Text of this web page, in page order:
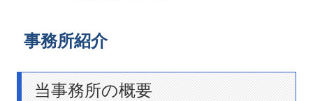
業績予測と納税額の早期通知
会社設立をお考えの方
事務所紹介
当事務所の概要